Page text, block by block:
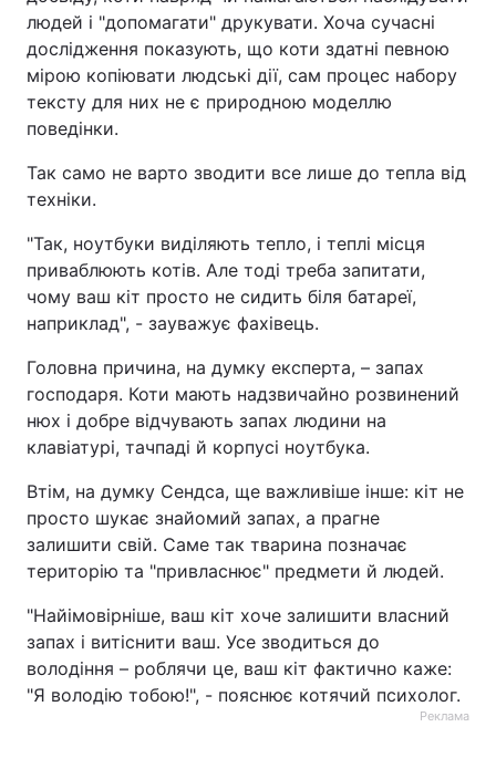
людей і "допомагати" друкувати. Хоча сучасні
дослідження показують, що коти здатні певною
мірою копіювати людські дії, сам процес набору
тексту для них не є природною моделлю
поведінки.
Так само не варто зводити все лише до тепла від
техніки.
"Так, ноутбуки виділяють тепло, і теплі місця
приваблюють котів. Але тоді треба запитати,
чому ваш кіт просто не сидить біля батареї,
наприклад", - зауважує фахівець.
Головна причина, на думку експерта, – запах
господаря. Коти мають надзвичайно розвинений
нюх і добре відчувають запах людини на
клавіатурі, тачпаді й корпусі ноутбука.
Втім, на думку Сендса, ще важливіше інше: кіт не
просто шукає знайомий запах, а прагне
залишити свій. Саме так тварина позначає
територію та "привласнює" предмети й людей.
"Найімовірніше, ваш кіт хоче залишити власний
запах і витіснити ваш. Усе зводиться до
володіння – роблячи це, ваш кіт фактично каже:
"Я володію тобою!", - пояснює котячий психолог.
Реклама